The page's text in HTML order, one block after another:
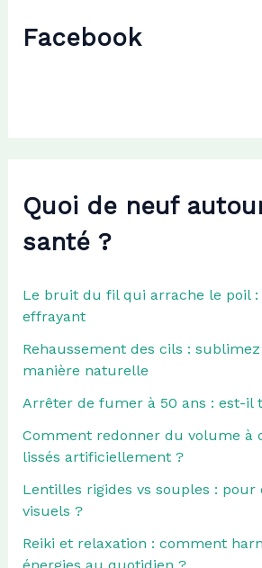
h
Facebook
Quoi de neuf
santé ?
Le bruit du fil qui arrache le poil :
effrayant
Rehaussement des cils :
manière naturelle
Arrêter de fumer à 50 ans : est-il
Comment redonner du volume à
lissés artificiellement ?
Lentilles rigides vs souples : pour
visuels ?
Reiki et relaxation : comment